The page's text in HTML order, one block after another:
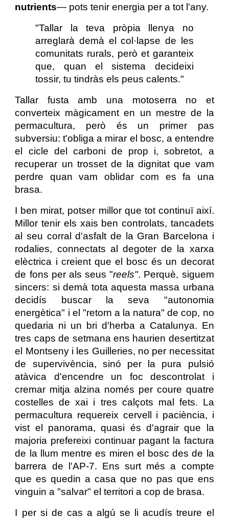
nutrients— pots tenir energia per a tot l'any.
"Tallar la teva pròpia llenya no
arreglarà demà el col·lapse de les
comunitats rurals, però et garanteix
que, quan el sistema decideixi
tossir, tu tindràs els peus calents."
Tallar fusta amb una motoserra no et
converteix màgicament en un mestre de la
permacultura, però és un primer pas
subversiu: t'obliga a mirar el bosc, a entendre
el cicle del carboni de prop i, sobretot, a
recuperar un trosset de la dignitat que vam
perdre quan vam oblidar com es fa una
brasa.
I ben mirat, potser millor que tot continuï així.
Millor tenir els xais ben controlats, tancadets
al seu corral d'asfalt de la Gran Barcelona i
rodalies, connectats al degoter de la xarxa
elèctrica i creient que el bosc és un decorat
de fons per als seus "reels". Perquè, siguem
sincers: si demà tota aquesta massa urbana
decidís buscar la seva "autonomia
energètica" i el "retorn a la natura" de cop, no
quedaria ni un bri d'herba a Catalunya. En
tres caps de setmana ens haurien desertitzat
el Montseny i les Guilleries, no per necessitat
de supervivència, sinó per la pura pulsió
atàvica d'encendre un foc descontrolat i
cremar mitja alzina només per coure quatre
costelles de xai i tres calçots mal fets. La
permacultura requereix cervell i paciència, i
vist el panorama, quasi és d'agrair que la
majoria prefereixi continuar pagant la factura
de la llum mentre es miren el bosc des de la
barrera de l'AP-7. Ens surt més a compte
que es quedin a casa que no pas que ens
vinguin a "salvar" el territori a cop de brasa.
I per si de cas a algú se li acudís treure el